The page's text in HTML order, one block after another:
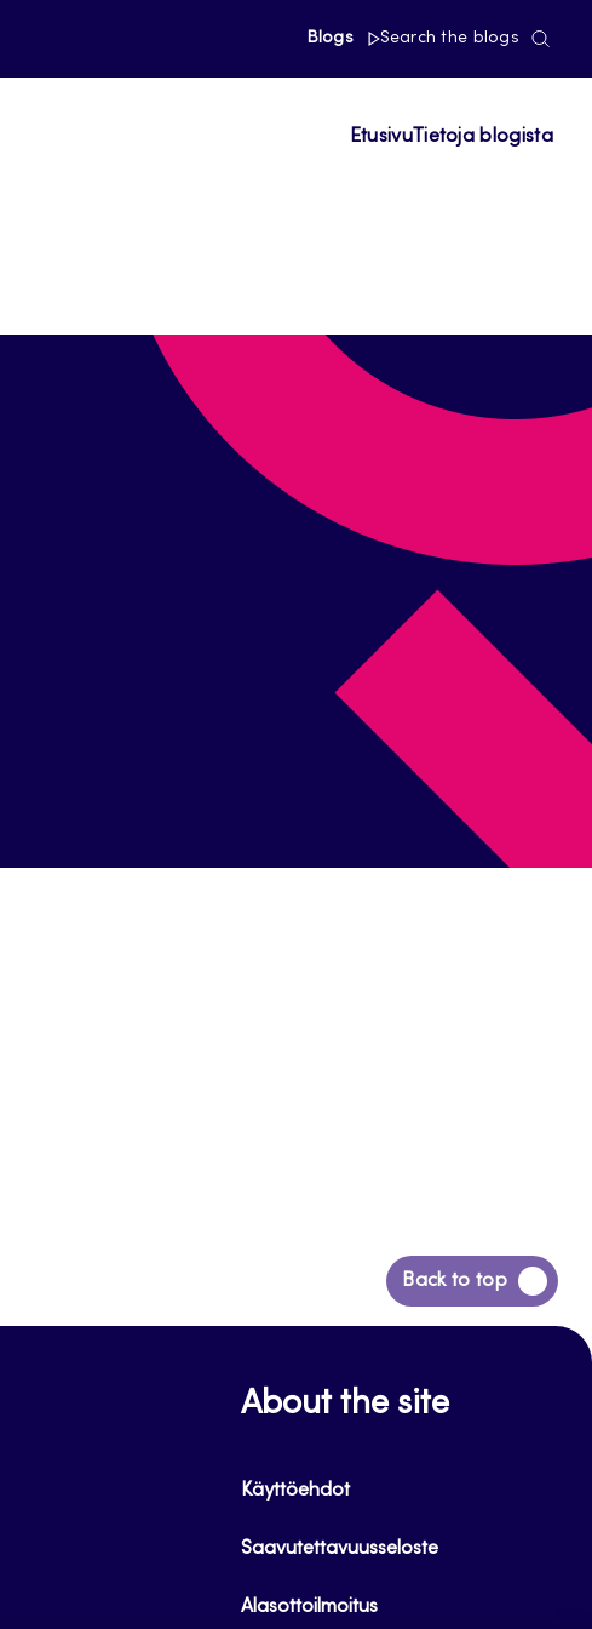
Blogs Search the blogs
EtusivuTietoja blogista
Back to top
Siirry
takaisin
About the site
Käyttöehdot
Saavutettavuusseloste
Alasottoilmoitus